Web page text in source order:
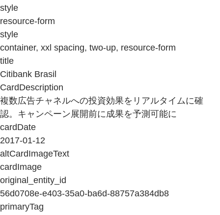
style
resource-form
style
container, xxl spacing, two-up, resource-form
title
Citibank Brasil
CardDescription
複数広告チャネルへの投資効果をリアルタイムに確
認。キャンペーン展開前に成果を予測可能に
cardDate
2017-01-12
altCardImageText
cardImage
original_entity_id
56d0708e-e403-35a0-ba6d-88757a384db8
primaryTag